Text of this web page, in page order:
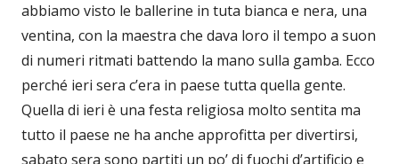
abbiamo visto le ballerine in tuta bianca e nera, una
ventina, con la maestra che dava loro il tempo a suon
di numeri ritmati battendo la mano sulla gamba. Ecco
perché ieri sera c’era in paese tutta quella gente.
Quella di ieri è una festa religiosa molto sentita ma
tutto il paese ne ha anche approfitta per divertirsi,
sabato sera sono partiti un po’ di fuochi d’artificio e